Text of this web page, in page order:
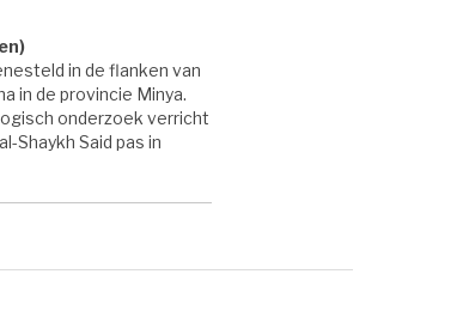
in de flanken van
in de provincie Minya.
onderzoek verricht
Shaykh Said pas in